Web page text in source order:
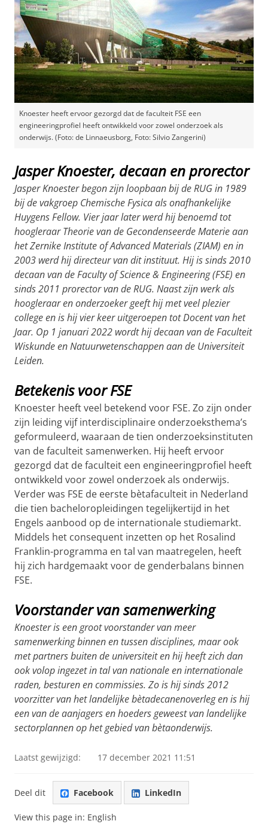
Knoester heeft ervoor gezorgd dat de faculteit FSE een
engineeringprofiel heeft ontwikkeld voor zowel onderzoek als
onderwijs. (Foto: de Linnaeusborg, Foto: Silvio Zangerini)
Jasper Knoester, decaan en prorector
Jasper Knoester begon zijn loopbaan bij de RUG in 1989
bij de vakgroep Chemische Fysica als onafhankelijke
Huygens Fellow. Vier jaar later werd hij benoemd tot
hoogleraar Theorie van de Gecondenseerde Materie aan
het Zernike Institute of Advanced Materials (ZIAM) en in
2003 werd hij directeur van dit instituut. Hij is sinds 2010
decaan van de Faculty of Science & Engineering (FSE) en
sinds 2011 prorector van de RUG. Naast zijn werk als
hoogleraar en onderzoeker geeft hij met veel plezier
college en is hij vier keer uitgeroepen tot Docent van het
Jaar. Op 1 januari 2022 wordt hij decaan van de Faculteit
Wiskunde en Natuurwetenschappen aan de Universiteit
Leiden.
Betekenis voor FSE
Knoester heeft veel betekend voor FSE. Zo zijn onder
zijn leiding vijf interdisciplinaire onderzoeksthema’s
geformuleerd, waaraan de tien onderzoeksinstituten
van de faculteit samenwerken. Hij heeft ervoor
gezorgd dat de faculteit een engineeringprofiel heeft
ontwikkeld voor zowel onderzoek als onderwijs.
Verder was FSE de eerste bètafaculteit in Nederland
die tien bacheloropleidingen tegelijkertijd in het
Engels aanbood op de internationale studiemarkt.
Middels het consequent inzetten op het Rosalind
Franklin-programma en tal van maatregelen, heeft
hij zich hardgemaakt voor de genderbalans binnen
FSE.
Voorstander van samenwerking
Knoester is een groot voorstander van meer
samenwerking binnen en tussen disciplines, maar ook
met partners buiten de universiteit en hij heeft zich dan
ook volop ingezet in tal van nationale en internationale
raden, besturen en commissies. Zo is hij sinds 2012
voorzitter van het landelijke bètadecanenoverleg en is hij
een van de aanjagers en hoeders geweest van landelijke
sectorplannen op het gebied van bètaonderwijs.
Laatst gewijzigd: 17 december 2021 11:51
Deel dit Facebook LinkedIn
View this page in: English